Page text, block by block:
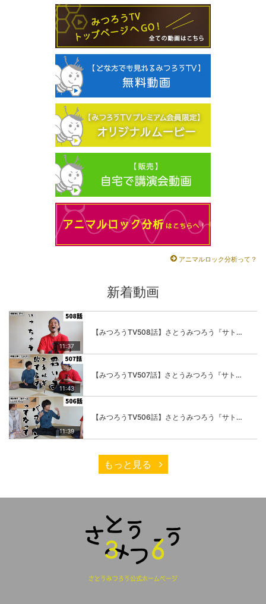
アニマルロック分析って？
新着動画
11:37
【みつろうTV508話】さとうみつろう『サトレル男塾』編④「“毎日”が変わります。楽しく」
11:43
【みつろうTV507話】さとうみつろう『サトレル男塾』編③「快楽は“自分のカラダの内側”にしかない」
11:39
【みつろうTV506話】さとうみつろう『サトレル男塾』編②「不思議な棒をお尻に…」
もっと見る
さとうみつろう公式ホームページ